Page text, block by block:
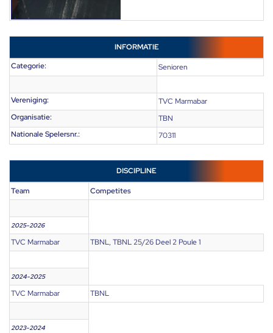
INFORMATIE
Categorie:
Senioren
Vereniging:
TVC Marmabar
Organisatie:
TBN
Nationale Spelersnr.:
70311
DISCIPLINE
Team Competites
2025-2026
TVC Marmabar TBNL, TBNL 25/26 Deel 2 Poule 1
2024-2025
TVC Marmabar TBNL
2023-2024